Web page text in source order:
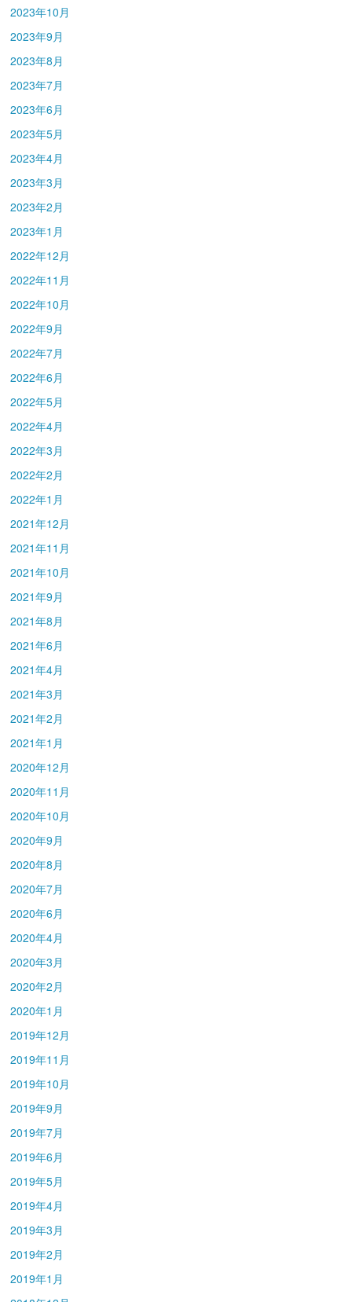
2023年10月
2023年9月
2023年8月
2023年7月
2023年6月
2023年5月
2023年4月
2023年3月
2023年2月
2023年1月
2022年12月
2022年11月
2022年10月
2022年9月
2022年7月
2022年6月
2022年5月
2022年4月
2022年3月
2022年2月
2022年1月
2021年12月
2021年11月
2021年10月
2021年9月
2021年8月
2021年6月
2021年4月
2021年3月
2021年2月
2021年1月
2020年12月
2020年11月
2020年10月
2020年9月
2020年8月
2020年7月
2020年6月
2020年4月
2020年3月
2020年2月
2020年1月
2019年12月
2019年11月
2019年10月
2019年9月
2019年7月
2019年6月
2019年5月
2019年4月
2019年3月
2019年2月
2019年1月